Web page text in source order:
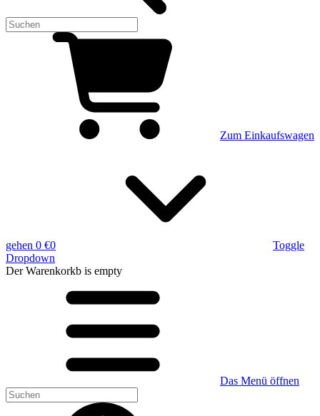
Zum Einkaufswagen
gehen 0 €0
Toggle
Dropdown
Der Warenkorkb is empty
Das Menü öffnen